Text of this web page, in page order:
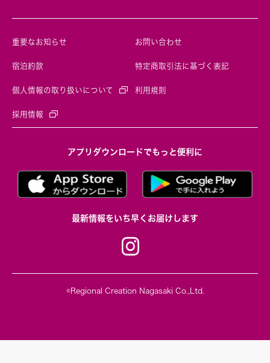
重要なお知らせ お問い合わせ
宿泊約款 特定商取引法に基づく表記
個人情報の取り扱いについて 利用規則
採用情報
アプリダウンロードでもっと便利に
最新情報をいち早くお届けします
©Regional Creation Nagasaki Co.,Ltd.